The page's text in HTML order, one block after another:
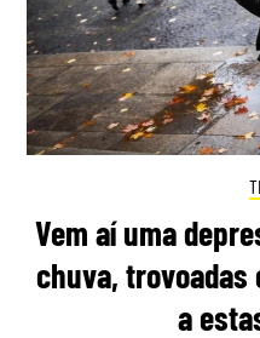
Vem aí uma
chuva,
a